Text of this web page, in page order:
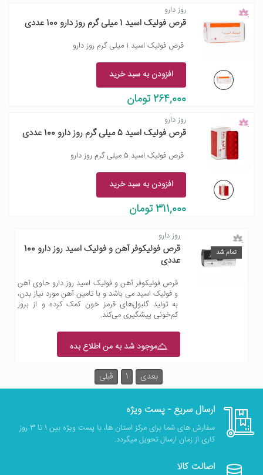
روز دارو
قرص فولیک اسید 1 میلی گرم روز دارو 100 عددی
قرص فولیک اسید 1 میلی گرم روز دارو
افزودن به سبد خرید
264,000 تومان
روز دارو
قرص فولیک اسید 5 میلی گرم روز دارو 100 عددی
قرص فولیک اسید 5 میلی گرم روز دارو
افزودن به سبد خرید
311,000 تومان
تمام شد
روز دارو
قرص فولیکوفر آهن و فولیک اسید روز دارو 100
عددی
قرص فولیکوفر آهن و فولیک اسید روز دارو حاوی آهن
و فولیک اسید می باشد و با تامین آهن مورد نیاز بدن،
به تولید گلبول‌های قرمز خون کمک کرده و از بروز
کم‌خونی پیشگیری می‌کند.
موجود شد به من اطلاع بده
قبلی 1 بعدی
ارسال سریع - پست ویژه
سفارش های شما برای مرکز استان ها، با پست ویژه بین 1 تا 3 روز
کاری از زمان ارسال تحویل میگردد.
اصالت کالا